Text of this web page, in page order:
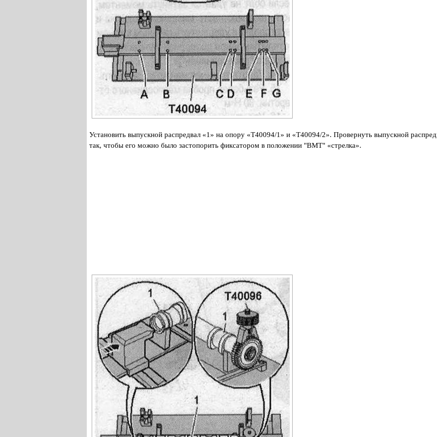
Установить выпускной распредвал «1» на опору «Т40094/1» и «Т40094/2». Провернуть выпускной
так, чтобы его можно было застопорить фиксатором в положении "ВМТ" «стрелка».